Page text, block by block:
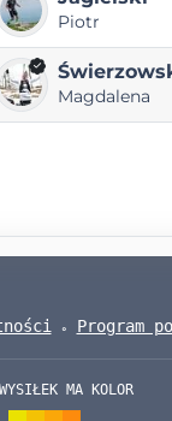
Piotr
Magdalena
Program
MA KOLOR